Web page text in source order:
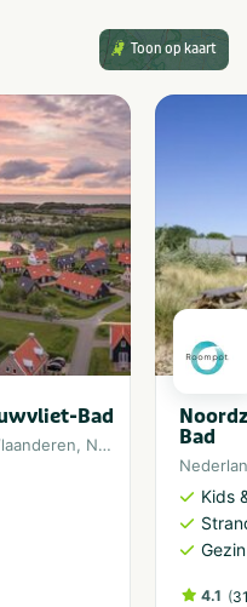
Toon op kaart
Bad
, Noordzee
Bad
Kids
4.1 (